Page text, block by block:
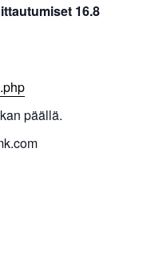
16.8
päällä.